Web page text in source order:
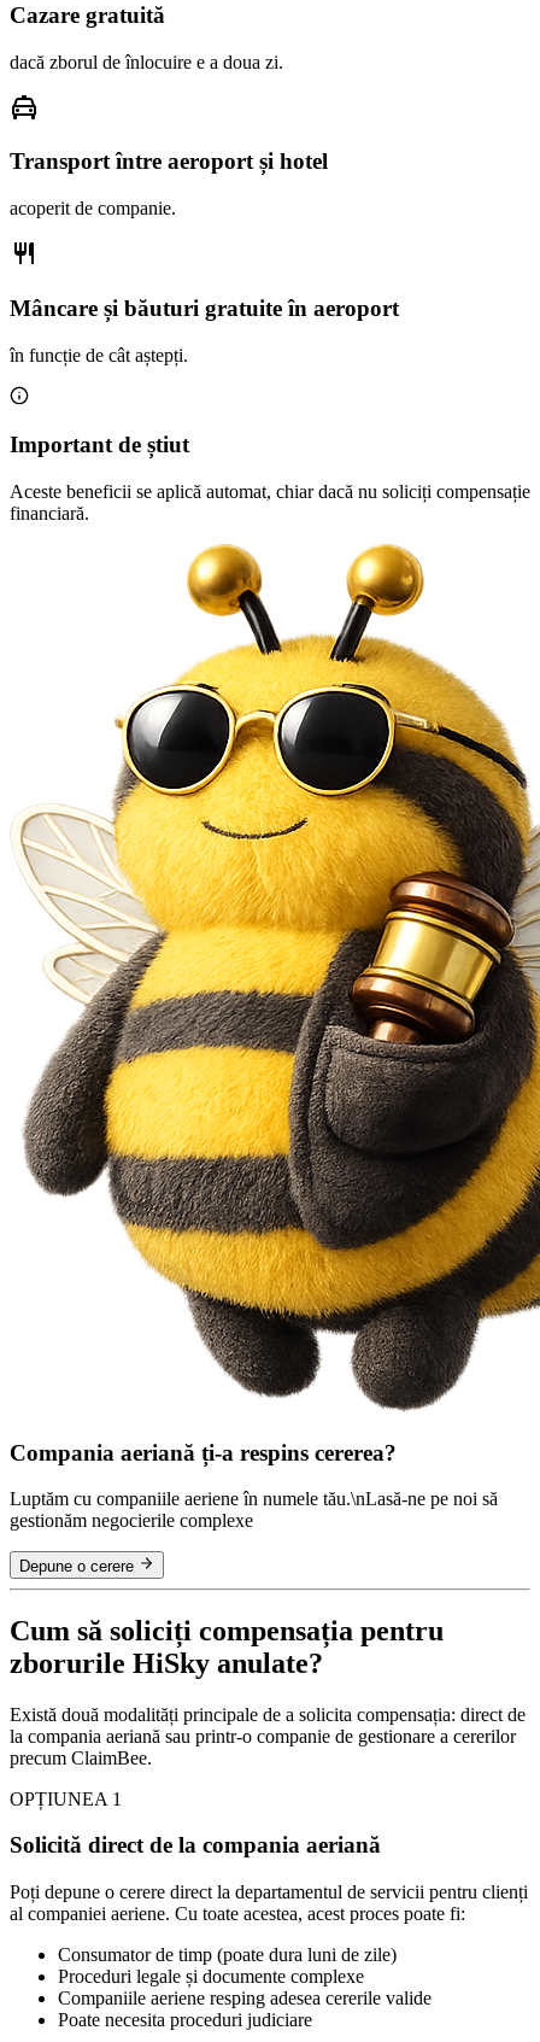
Cazare gratuită
dacă zborul de înlocuire e a doua zi.
Transport între aeroport și hotel
acoperit de companie.
Mâncare și băuturi gratuite în aeroport
în funcție de cât aștepți.
Important de știut
Aceste beneficii se aplică automat, chiar dacă nu soliciți compensație
financiară.
Compania aeriană ți-a respins cererea?
Luptăm cu companiile aeriene în numele tău.\nLasă-ne pe noi să
gestionăm negocierile complexe
Depune o cerere
Cum să soliciți compensația pentru
zborurile HiSky anulate?
Există două modalități principale de a solicita compensația: direct de
la compania aeriană sau printr-o companie de gestionare a cererilor
precum ClaimBee.
OPȚIUNEA 1
Solicită direct de la compania aeriană
Poți depune o cerere direct la departamentul de servicii pentru clienți
al companiei aeriene. Cu toate acestea, acest proces poate fi:
Consumator de timp (poate dura luni de zile)
Proceduri legale și documente complexe
Companiile aeriene resping adesea cererile valide
Poate necesita proceduri judiciare